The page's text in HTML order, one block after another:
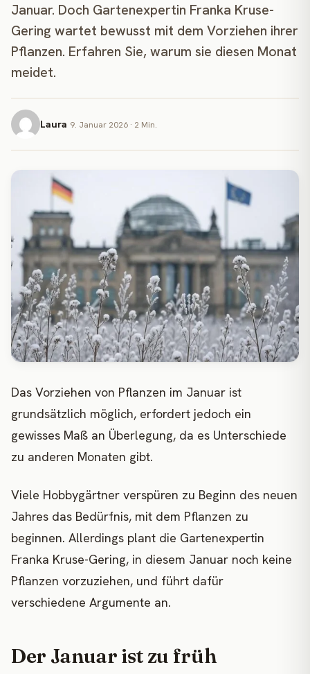
Januar. Doch Gartenexpertin Franka Kruse-
Gering wartet bewusst mit dem Vorziehen ihrer
Pflanzen. Erfahren Sie, warum sie diesen Monat
meidet.
Laura 9. Januar 2026 · 2 Min.
Das Vorziehen von Pflanzen im Januar ist
grundsätzlich möglich, erfordert jedoch ein
gewisses Maß an Überlegung, da es Unterschiede
zu anderen Monaten gibt.
Viele Hobbygärtner verspüren zu Beginn des neuen
Jahres das Bedürfnis, mit dem Pflanzen zu
beginnen. Allerdings plant die Gartenexpertin
Franka Kruse-Gering, in diesem Januar noch keine
Pflanzen vorzuziehen, und führt dafür
verschiedene Argumente an.
Der Januar ist zu früh